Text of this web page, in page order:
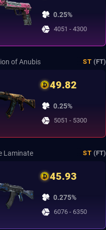
0.25%
4051 - 4300
of Anubis ST (FT)
49.82
0.25%
5051 - 5300
Laminate ST (FT)
45.93
0.275%
6076 - 6350